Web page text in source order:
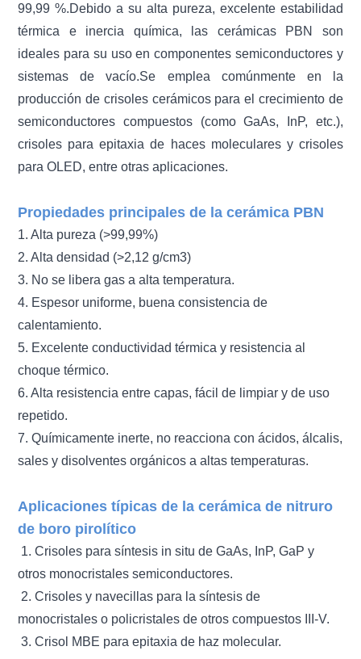
99,99 %.Debido a su alta pureza, excelente estabilidad
térmica e inercia química, las cerámicas PBN son
ideales para su uso en componentes semiconductores y
sistemas de vacío.Se emplea comúnmente en la
producción de crisoles cerámicos para el crecimiento de
semiconductores compuestos (como GaAs, InP, etc.),
crisoles para epitaxia de haces moleculares y crisoles
para OLED, entre otras aplicaciones.
Propiedades principales de la cerámica PBN
1. Alta pureza (>99,99%)
2. Alta densidad (>2,12 g/cm3)
3. No se libera gas a alta temperatura.
4. Espesor uniforme, buena consistencia de
calentamiento.
5. Excelente conductividad térmica y resistencia al
choque térmico.
6. Alta resistencia entre capas, fácil de limpiar y de uso
repetido.
7. Químicamente inerte, no reacciona con ácidos, álcalis,
sales y disolventes orgánicos a altas temperaturas.
Aplicaciones típicas de la cerámica de nitruro
de boro pirolítico
1. Crisoles para síntesis in situ de GaAs, InP, GaP y
otros monocristales semiconductores.
2. Crisoles y navecillas para la síntesis de
monocristales o policristales de otros compuestos III-V.
3. Crisol MBE para epitaxia de haz molecular.